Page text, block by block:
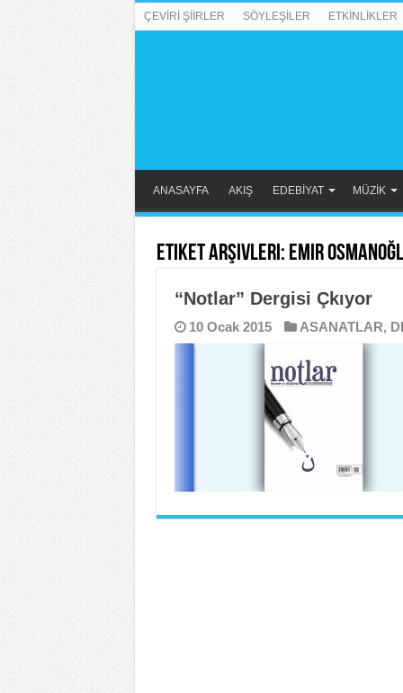
ÇEVİRİ ŞİİRLER SÖYLEŞİLER ETKİNLİKLER
ANASAYFA AKIŞ EDEBİYAT MÜZİK
Etiket Arşivleri: Emir
“Notlar” Dergisi Çkıyor
10 Ocak 2015 ASANATLAR,